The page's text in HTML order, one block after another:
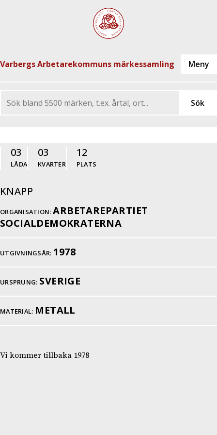
Varbergs Arbetarekommuns märkessamling
03
LÅDA
03
KVARTER
12
PLATS
KNAPP
ORGANISATION: ARBETAREPARTIET
SOCIALDEMOKRATERNA
UTGIVNINGSÅR: 1978
URSPRUNG: SVERIGE
MATERIAL: METALL
Vi kommer tillbaka 1978